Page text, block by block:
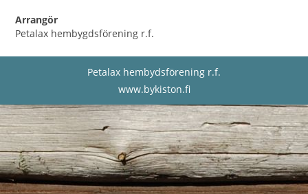
Arrangör
Petalax hembygdsförening r.f.
Petalax hembydsförening r.f.
www.bykiston.fi